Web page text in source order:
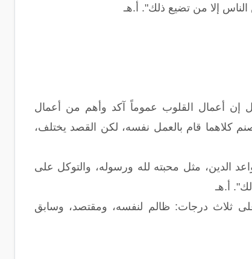
إلا من تضيع ذلك". أ.هـ
إن أعمال القلوب عموماً آكد وأهم من أعمال
كلاهما قام بالعمل نفسه، لكن القصد يختلف،
الدين، مثل محبته لله ورسوله، والتوكل على
أ.هـ
على ثلاث درجات: ظالم لنفسه، ومقتصد، وسابق